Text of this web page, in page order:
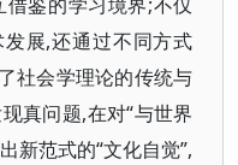
展,还通过不同方式
社会学理论的传统与
真问题,在对“与世界
新范式的“文化自觉”,